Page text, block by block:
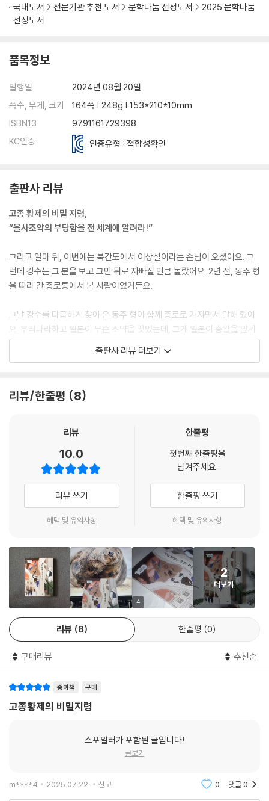
국내도서
전문기관 추천 도서 문학나눔 선정도서
2025 문학나눔
선정도서
품목정보
발행일
2024년 08월 20일
쪽수, 무게, 크기
164쪽 | 248g | 153*210*10mm
ISBN13
9791161729398
KC인증
인증유형 : 적합성확인
출판사 리뷰
고종 황제의 비밀 지령,
“을사조약의 부당함을 전 세계에 알려라!”
그리고 얼마 뒤, 이번에는 북간도에서 이상설이라는 손님이 오셨어요. 그
런데 강수는 그 분을 보고 그만 뒤로 자빠질 만큼 놀랐어요. 2년 전, 동주 형
을 따라 간 종로통에서 본 사람이었거든요.
그날 강수를 다급하게 찾아 온 동주 형이 함께 종로로 가자면서 말해 줬어
요. 우리나라하고 일본이 무슨 조약을 맺었는데, 그게 일본이 총칼을 앞세
우고 강제로 맺은 조약이라고 했어요. 우리 조선한테는 엄청 불리하고 일
본에게만 유리한 조약이었는데, 충신 민영환 선생이 조약의 부당함을 알리
소리를 돋워 연설을 하고 있었어요. 그 사람은 분노에 찬 연설 끝에 일본과
으며 울부짖었어요. 그 사람이 바로 이상설이었어요.
알고 보니 이준, 이상설 두 분은 을사조약의 부당함을 세계에 알리기 위해
고종 황제의 비밀 지령을 받은 특사들이었어요. 두 분은 페테르스부르크에
서 세 번째 특사인 이위종과 만나 네덜란드의 헤이그에서 열리는 만국 평
조약의 부당함을 알리고 무효를 주장하기 위해서였어요. 한시 바삐 떠나야
했지만, 한성에서 오기로 한 여비가 도착하지 않아 블라디보스토크에서 밭
일 등을 하며 여비를 모으고 있는 거였어요.
그 사실을 알게 된 강수는 가슴 속에서 뭔가 뜨거운 불덩이 하나가 들어간
듯 알 수 없는 불꽃이 일었어요. 나라가 없으면 나 혼자 잘 먹고 잘 사는 것
도 다 소용 없다는 것을 깨달았어요. 나라를 위해 그토록 애쓰시는 분들을
리나라를 위해 보탬이 되는 일을 하고 싶다고 생각했어요.
그리고 마침내 특사들이 헤이그로 떠나는 날, 강수는 자기도 따라가겠다고
나섰어요. 특사들의 손발이 되어 돕고 싶다고요. 강수의 간곡한 청에, 특사
세 명의 특사들과 강수는 무사히 헤이그에 도착해 만국 평화 회의에 참석
출판사 리뷰 더보기
리뷰/한줄평 8
리뷰
10.0
리뷰 쓰기
혜택 및 유의사항
한줄평
첫번째 한줄평을
남겨주세요.
한줄평 쓰기
혜택 및 유의사항
4
2
더보기
리뷰 8 한줄평 0
구매리뷰 추천순
종이책 구매
고종황제의 비밀지령
스포일러가 포함된 글입니다!
글보기
m****4 2025.07.22. 신고 0 댓글0